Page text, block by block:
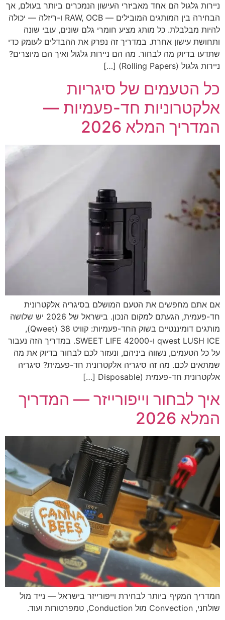
ניירות גלגול הם אחד מאביזרי העישון הנמכרים ביותר בעולם, אך
הבחירה בין המותגים המובילים — RAW, OCB ו-ריזלה — יכולה
להיות מבלבלת. כל מותג מציע חומרי גלם שונים, עובי שונה
ותחושת עישון אחרת. במדריך זה נפרק את ההבדלים לעומק כדי
שתדעו בדיוק מה לבחור. מה הם ניירות גלגול ואיך הם מיוצרים?
ניירות גלגול (Rolling Papers) […]
כל הטעמים של סיגריות
אלקטרוניות חד-פעמיות —
המדריך המלא 2026
אם אתם מחפשים את הטעם המושלם בסיגריה אלקטרונית
חד-פעמית, הגעתם למקום הנכון. בישראל של 2026 יש שלושה
מותגים דומיננטיים בשוק החד-פעמיות: קוויט 38 (Qweet),
qwest LUSH ICE ו-SWEET LIFE 42000. במדריך הזה נעבור
על כל הטעמים, נשווה ביניהם, ונעזור לכם לבחור בדיוק את מה
שמתאים לכם. מה זה סיגריה אלקטרונית חד-פעמית? סיגריה
אלקטרונית חד-פעמית (Disposable […]
איך לבחור וייפורייזר — המדריך
המלא 2026
המדריך המקיף ביותר לבחירת וייפורייזר בישראל — נייד מול
שולחני, Convection מול Conduction, טמפרטורות ועוד.